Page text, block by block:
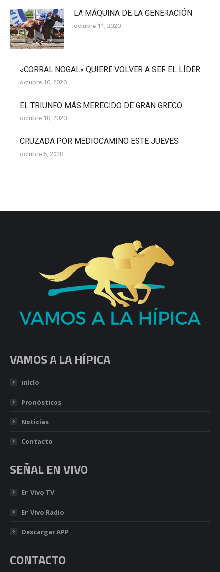
LA MÁQUINA DE LA GENERACIÓN
octubre 11, 2020
«CORRAL NOGAL» QUIERE VOLVER A SER EL LÍDER
octubre 10, 2020
EL TRIUNFO MÁS MERECIDO DE GRAN GRECO
octubre 10, 2020
CRUZADA POR MEDIOCAMINO ESTE JUEVES
octubre 6, 2020
VAMOS A LA HÍPICA
Inicio
Pronósticos
Noticias
Contacto
SEÑAL EN VIVO
En Vivo TV
En Vivo Radio
Descargar APP
CONTACTO